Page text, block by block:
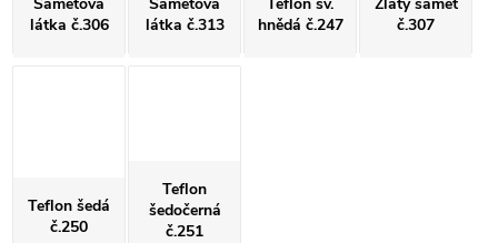
látka č.306
látka č.313
hnědá č.247
č.307
Teflon šedá
č.250
Teflon
šedočerná
č.251